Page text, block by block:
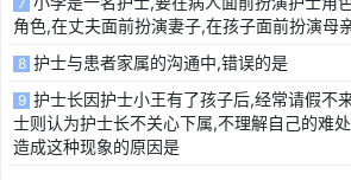
角色,在丈夫面前扮演妻子,在孩子面前扮演母
8 护士与患者家属的沟通中,错误的是
9 护士长因护士小王有了孩子后,经常请假不
士则认为护士长不关心下属,不理解自己的难处
造成这种现象的原因是